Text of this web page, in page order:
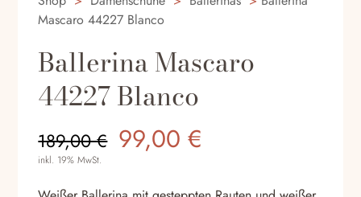
Mascaro 44227 Blanco
Ballerina Mascaro
44227 Blanco
189,00€ Ursprünglicher
Preis
99,00€
inkl. 19% MwSt.